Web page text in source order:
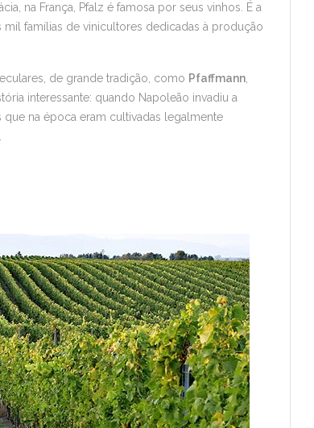
na França, Pfalz é famosa por seus vinhos. É a
mil famílias de vinicultores dedicadas à produção
de grande tradição, como Pfaffmann
interessante: quando Napoleão invadiu a
que na época eram cultivadas legalmente